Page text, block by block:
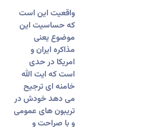
واقعیت این است
که حساسیت این
موضوع یعنی
مذاکره ایران و
امریکا در حدی
است که ایت الله
خامنه ای ترجیح
می دهد خودش در
تریبون های عمومی
و با صراحت و